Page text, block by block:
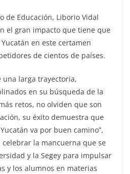
de Educación, Liborio Vidal
el gran impacto que tiene que
en este certamen
de cientos de países.
una larga trayectoria,
en su búsqueda de la
retos, no olviden que son
su éxito demuestra que
va por buen camino”,
la mancuerna que se
y la Segey para impulsar
y los alumnos en materias